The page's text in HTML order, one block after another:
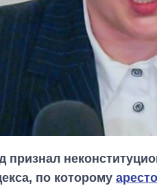
признал
по которому